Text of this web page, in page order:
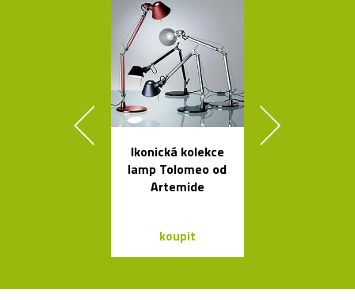
Ikonická kolekce
lamp Tolomeo od
Artemide
koupit